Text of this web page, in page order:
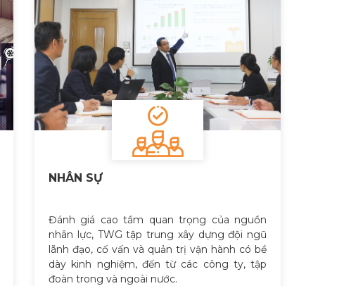
NHÂN SỰ
Đánh giá cao tầm quan trọng của nguồn
nhân lực, TWG tập trung xây dựng đội ngũ
lãnh đạo, cố vấn và quản trị vận hành có bề
dày kinh nghiệm, đến từ các công ty, tập
đoàn trong và ngoài nước.